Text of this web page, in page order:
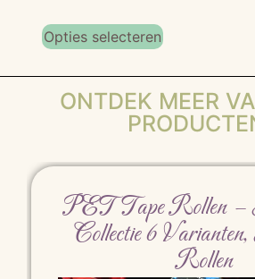
Opties selecteren
ONTDEK MEER
PET Tape Rollen –
Collectie 6
Rollen